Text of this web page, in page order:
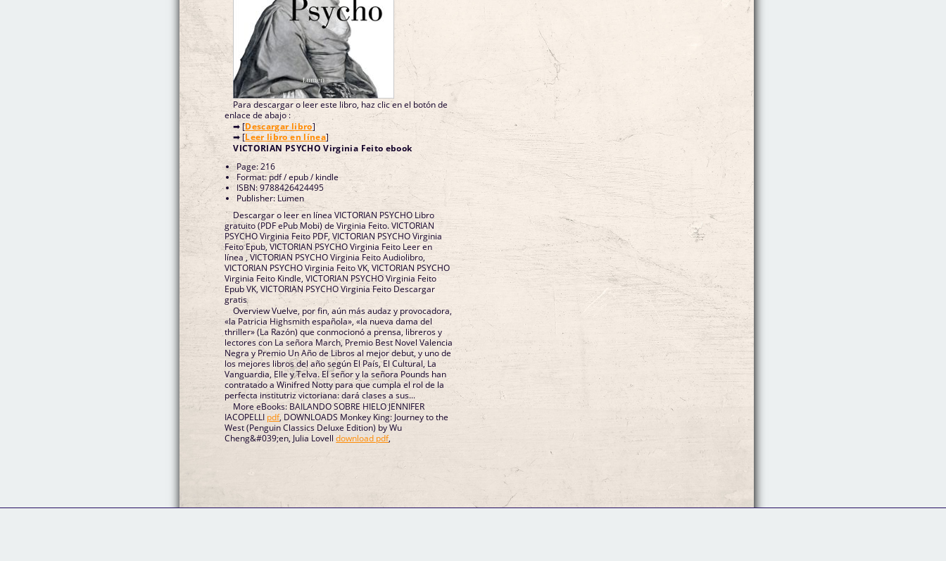
Para descargar o leer este libro, haz clic en el botón de
enlace de abajo :
➡ [Descargar libro]
➡ [Leer libro en línea]
VICTORIAN PSYCHO Virginia Feito ebook
Page: 216
Format: pdf / epub / kindle
ISBN: 9788426424495
Publisher: Lumen
Descargar o leer en línea VICTORIAN PSYCHO Libro
gratuito (PDF ePub Mobi) de Virginia Feito. VICTORIAN
PSYCHO Virginia Feito PDF, VICTORIAN PSYCHO Virginia
Feito Epub, VICTORIAN PSYCHO Virginia Feito Leer en
línea , VICTORIAN PSYCHO Virginia Feito Audiolibro,
VICTORIAN PSYCHO Virginia Feito VK, VICTORIAN PSYCHO
Virginia Feito Kindle, VICTORIAN PSYCHO Virginia Feito
Epub VK, VICTORIAN PSYCHO Virginia Feito Descargar
gratis
Overview Vuelve, por fin, aún más audaz y provocadora,
«la Patricia Highsmith española», «la nueva dama del
thriller» (La Razón) que conmocionó a prensa, libreros y
lectores con La señora March, Premio Best Novel Valencia
Negra y Premio Un Año de Libros al mejor debut, y uno de
los mejores libros del año según El País, El Cultural, La
Vanguardia, Elle y Telva. El señor y la señora Pounds han
contratado a Winifred Notty para que cumpla el rol de la
perfecta institutriz victoriana: dará clases a sus...
More eBooks: BAILANDO SOBRE HIELO JENNIFER
IACOPELLI pdf, DOWNLOADS Monkey King: Journey to the
West (Penguin Classics Deluxe Edition) by Wu
Cheng&#039;en, Julia Lovelldownload pdf,